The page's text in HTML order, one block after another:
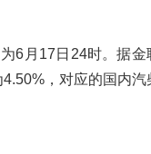
6月17日24时。据
，对应的国内汽